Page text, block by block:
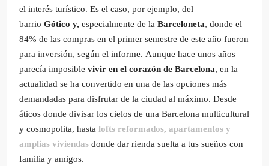
el interés turístico. Es el caso, por ejemplo, del
barrio Gótico y, especialmente de la Barceloneta, donde el
84% de las compras en el primer semestre de este año fueron
para inversión, según el informe. Aunque hace unos años
parecía imposible vivir en el corazón de Barcelona, en la
actualidad se ha convertido en una de las opciones más
demandadas para disfrutar de la ciudad al máximo. Desde
áticos donde divisar los cielos de una Barcelona multicultural
y cosmopolita, hasta lofts reformados, apartamentos y
amplias viviendas donde dar rienda suelta a tus sueños con
familia y amigos.